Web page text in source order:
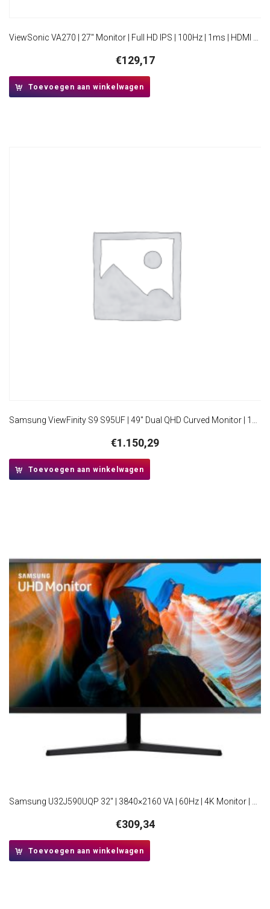
ViewSonic VA270 | 27″ Monitor | Full HD IPS | 100Hz | 1ms | HDMI en VGA | Flicker-Free | Blue Light Filter
€129,17
Toevoegen aan winkelwagen
Samsung ViewFinity S9 S95UF | 49″ Dual QHD Curved Monitor | 120Hz | USB-C Dock | 90W Power Delivery | Ethernet | KVM Switch
€1.150,29
Toevoegen aan winkelwagen
€309,34
Toevoegen aan winkelwagen